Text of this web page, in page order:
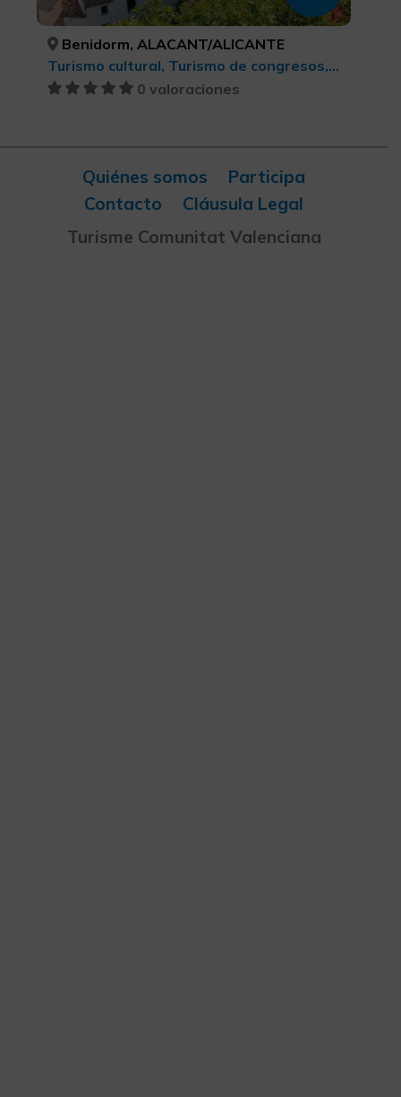
Benidorm, ALACANT/ALICANTE
Turismo cultural, Turismo de congresos, Turismo cultural, Turismo de ocio y diversión, Turismo deportivo
0 valoraciones
Quiénes somos
Participa
Contacto
Cláusula Legal
Turisme Comunitat Valenciana